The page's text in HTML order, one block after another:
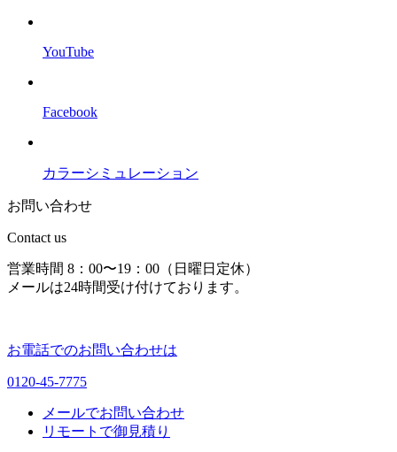
YouTube
Facebook
カラーシミュレーション
お問い合わせ
Contact us
営業時間 8：00〜19：00（日曜日定休）
メールは24時間受け付けております。
お電話でのお問い合わせは
0120-45-7775
メールでお問い合わせ
リモートで御見積り